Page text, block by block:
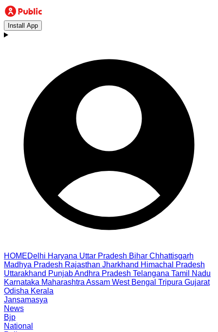
Install App
HOMEDelhi Haryana Uttar Pradesh Bihar Chhattisgarh
Madhya Pradesh Rajasthan Jharkhand Himachal Pradesh
Uttarakhand PunjabAndhra Pradesh Telangana Tamil Nadu
Karnataka Maharashtra Assam West Bengal Tripura Gujarat
Odisha Kerala
Jansamasya
News
Bjp
National